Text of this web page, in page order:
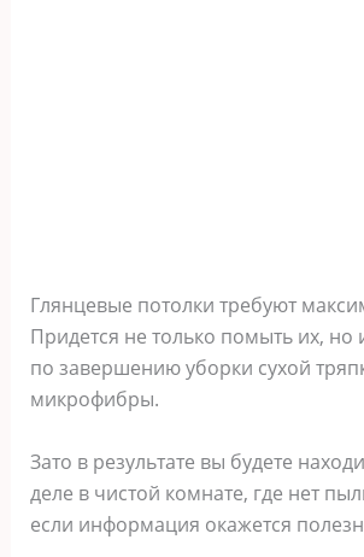
Глянцевые потолки требуют
Придется не только помыть их, но
по завершению уборки сухой
микрофибры.
Зато в результате вы будете
деле в чистой комнате, где нет
если информация окажется